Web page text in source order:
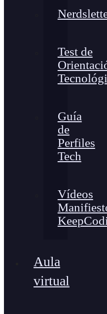
Test de
Guía
de
Perfiles
Tech
Vídeos
Aula
virtual